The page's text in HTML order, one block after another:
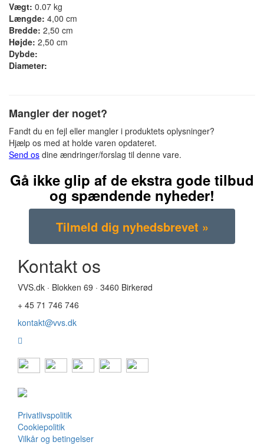
Vægt: 0.07 kg
Længde: 4,00 cm
Bredde: 2,50 cm
Højde: 2,50 cm
Dybde:
Diameter:
Mangler der noget?
Fandt du en fejl eller mangler i produktets oplysninger?
Hjælp os med at holde varen opdateret.
Send os dine ændringer/forslag til denne vare.
Gå ikke glip af de ekstra gode tilbud
og spændende nyheder!
Kontakt os
VVS.dk · Blokken 69 · 3460 Birkerød
+ 45 71 746 746
kontakt@vvs.dk
Privatlivspolitik
Cookiepolitik
Vilkår og betingelser